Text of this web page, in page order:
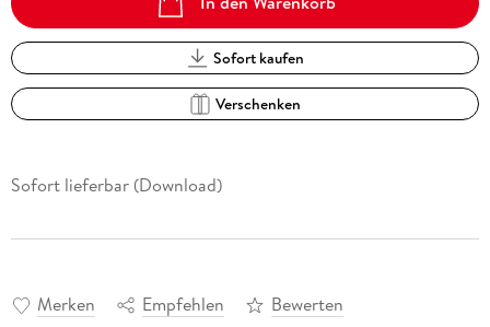
Sofort kaufen
Verschenken
Sofort lieferbar (Download)
Merken Empfehlen Bewerten